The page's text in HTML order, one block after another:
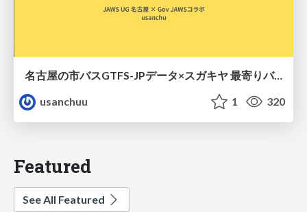
名古屋の市バスGTFS-JPデータ×スガキヤ 最寄りバス停検索をAmazon ElastiCache Serverless for Valkeyで最適化する
usanchuu
1 320
Featured
See All Featured